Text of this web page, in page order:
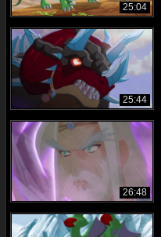
25:04
25:44
26:48